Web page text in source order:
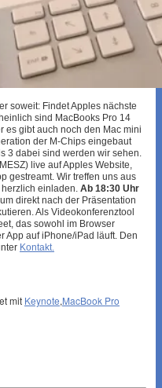
soweit: Findet Apples nächste
sind MacBooks Pro 14
es gibt auch noch den Mac mini
der M-Chips eingebaut
3 dabei sind werden wir sehen.
live auf Apples Website,
gestreamt. Wir treffen uns aus
einladen. Ab 18:30 Uhr
direkt nach der Präsentation
Als Videokonferenztool
das sowohl im Browser
App auf iPhone/iPad läuft. Den
Kontakt.
mit Keynote,MacBook Pro